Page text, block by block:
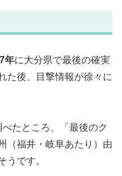
年に大分県で最後の確実
た後、目撃情報が徐々に
たところ、「最後のク
（福井・岐阜あたり）由
うです。